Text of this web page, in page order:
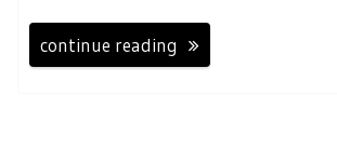
continue reading